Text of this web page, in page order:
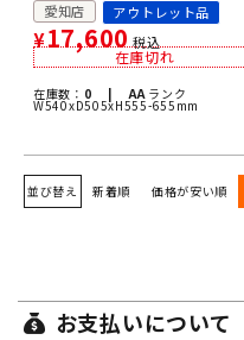
愛知店 アウトレット品
¥17,600 税込
在庫切れ
在庫数： 0 | AAランク
W540xD505xH555-655mm
並び替え 新着順 価格が安い順
お支払いについて